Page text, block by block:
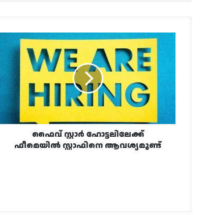
ഫൈവ്
സ്റ്റാർ
ഹോട്ടലിലേക്ക്
ഫീമെയിൽ
സ്റ്റാഫിനെ
ആവശ്യമുണ്ട്
ഫൈവ് സ്റ്റാർ ഹോട്ടലിലേക്ക്
ഫീമെയിൽ സ്റ്റാഫിനെ ആവശ്യമുണ്ട്